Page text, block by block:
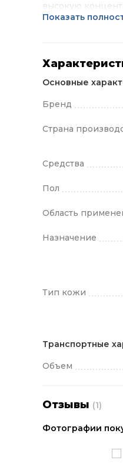
высокую
азиатской,
Применение:
Показать
Основные
Бренд
Страна
Средства
Пол
Область
Назначение
Тип кожи
Транспортные
Объем
Отзывы (1)
Фотографии